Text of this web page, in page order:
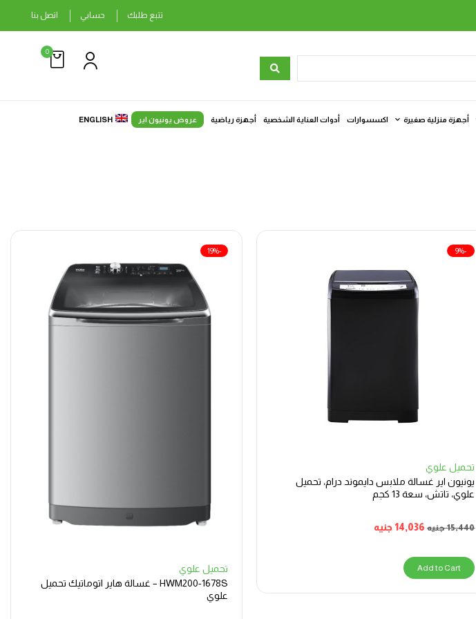
تتبع طلبك حسابي اتصل بنا
0
أجهزة منزلية صغيرة اكسسوارات أدوات العناية الشخصية أجهزة رياضية عروض يونيون اير ENGLISH
تحميل علوي
يونيون اير غسالة ملابس دايموند درام، تحميل
علوي، تاتش، سعة 13 كجم
15,440جنيه 14,036 جنيه
-9%
Add to Cart
تحميل علوي
HWM200-1678S – غسالة هاير اتوماتيك تحميل
علوي
-19%